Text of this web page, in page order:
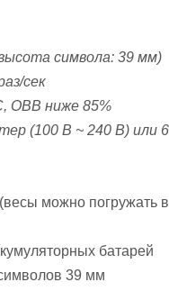
cимвола: 39 мм)
сек
ОВВ ниже 85%
(100 В ~ 240 В) или
можно погружать
батарей
39 мм